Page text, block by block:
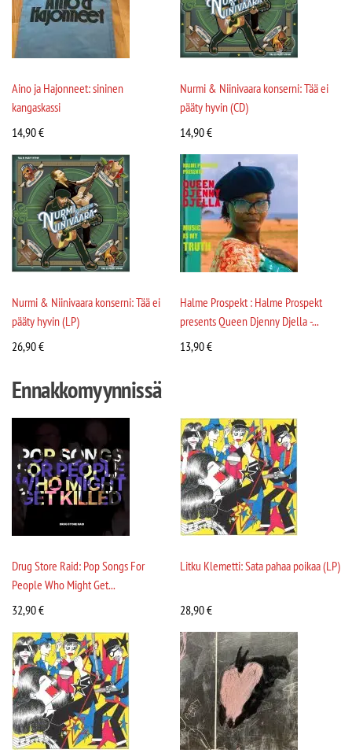
Aino ja Hajonneet: sininen
kangaskassi
14,90€
Nurmi & Niinivaara konserni: Tää ei
pääty hyvin (CD)
14,90€
Nurmi & Niinivaara konserni: Tää ei
pääty hyvin (LP)
26,90€
Halme Prospekt : Halme Prospekt
presents Queen Djenny Djella -...
13,90€
Ennakkomyynnissä
Drug Store Raid: Pop Songs For
People Who Might Get...
32,90€
Litku Klemetti: Sata pahaa poikaa (LP)
28,90€